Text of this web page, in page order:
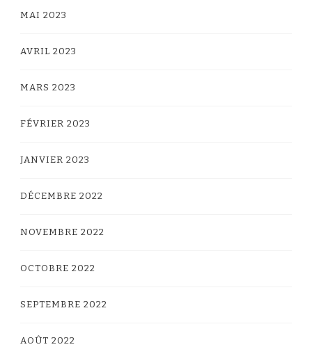
MAI 2023
AVRIL 2023
MARS 2023
FÉVRIER 2023
JANVIER 2023
DÉCEMBRE 2022
NOVEMBRE 2022
OCTOBRE 2022
SEPTEMBRE 2022
AOÛT 2022